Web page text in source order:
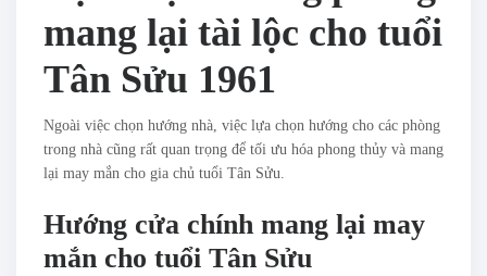
mang lại tài lộc cho tuổi
Tân Sửu 1961
Ngoài việc chọn hướng nhà, việc lựa chọn hướng cho các phòng
trong nhà cũng rất quan trọng để tối ưu hóa phong thủy và mang
lại may mắn cho gia chủ tuổi Tân Sửu.
Hướng cửa chính mang lại may
mắn cho tuổi Tân Sửu